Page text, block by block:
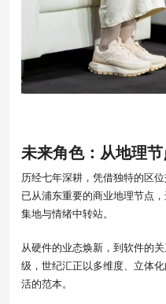
未来角色：从地理
历经七年深耕，凭借独特的区
已从浦东重要的商业地理节点
集地与情绪中转站。
从硬件的业态焕新，到软件的
级，世纪汇正以多维度、立体
活的范本。